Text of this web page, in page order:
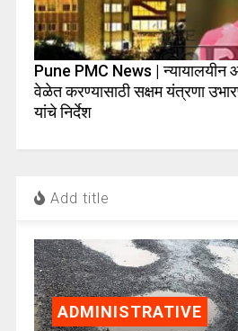
Pune PMC News | न्यायालयीन
वेळेत करण्यासाठी सक्षम यंत्रणा
यांचे निर्देश
Add title
ADMINISTRATIVE